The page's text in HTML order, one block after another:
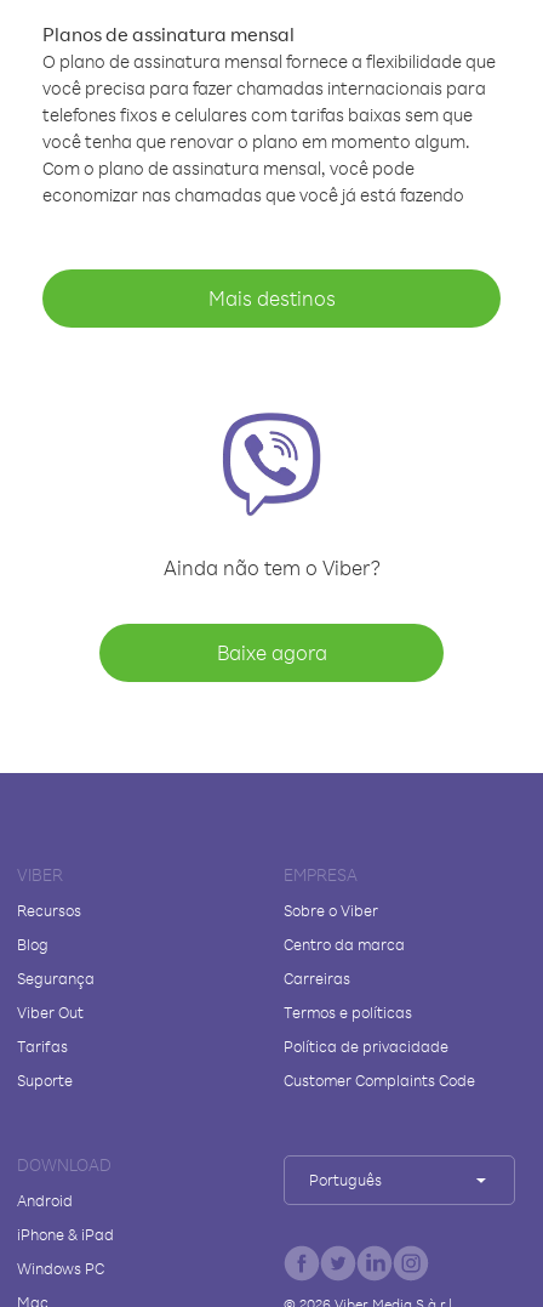
Planos de assinatura mensal
O plano de assinatura mensal fornece a flexibilidade que
você precisa para fazer chamadas internacionais para
telefones fixos e celulares com tarifas baixas sem que
você tenha que renovar o plano em momento algum.
Com o plano de assinatura mensal, você pode
economizar nas chamadas que você já está fazendo
Mais destinos
Ainda não tem o Viber?
Baixe agora
VIBER
Recursos
Blog
Segurança
Viber Out
Tarifas
Suporte
EMPRESA
Sobre o Viber
Centro da marca
Carreiras
Termos e políticas
Política de privacidade
Customer Complaints Code
DOWNLOAD
Android
iPhone & iPad
Windows PC
Mac
Português